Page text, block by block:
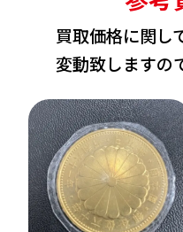
買取価格に関し
変動致しますの